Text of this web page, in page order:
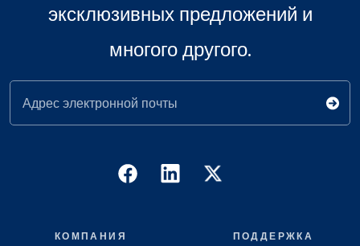
эксклюзивных предложений и
многого другого.
Адрес электронной почты
КОМПАНИЯ ПОДДЕРЖКА